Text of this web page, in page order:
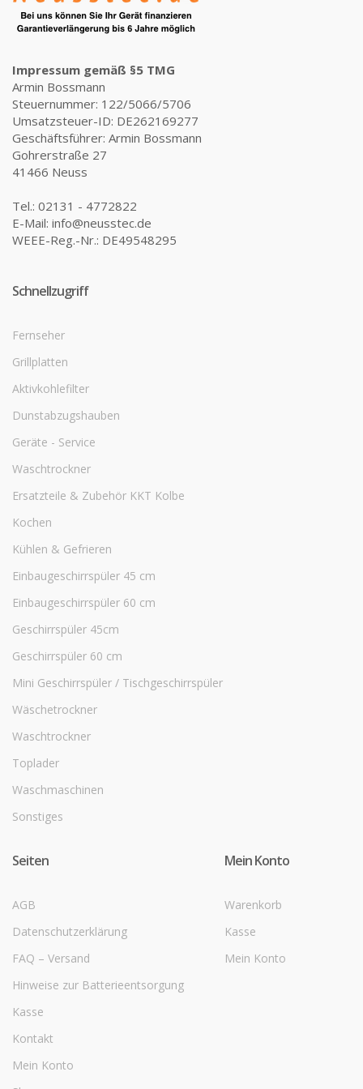
Impressum gemäß §5 TMG
Armin Bossmann
Steuernummer: 122/5066/5706
Umsatzsteuer-ID: DE262169277
Geschäftsführer: Armin Bossmann
Gohrerstraße 27
41466 Neuss
Tel.: 02131 - 4772822
E-Mail: info@neusstec.de
WEEE-Reg.-Nr.: DE49548295
Schnellzugriff
Fernseher
Grillplatten
Aktivkohlefilter
Dunstabzugshauben
Geräte - Service
Waschtrockner
Ersatzteile & Zubehör KKT Kolbe
Kochen
Kühlen & Gefrieren
Einbaugeschirrspüler 45 cm
Einbaugeschirrspüler 60 cm
Geschirrspüler 45cm
Geschirrspüler 60 cm
Mini Geschirrspüler / Tischgeschirrspüler
Wäschetrockner
Waschtrockner
Toplader
Waschmaschinen
Sonstiges
Seiten
AGB
Datenschutzerklärung
FAQ – Versand
Hinweise zur Batterieentsorgung
Kasse
Kontakt
Mein Konto
Mein Konto
Warenkorb
Kasse
Mein Konto